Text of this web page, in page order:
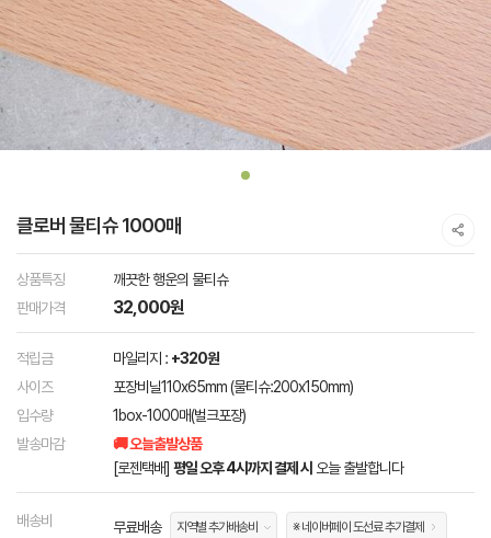
클로버 물티슈 1000매
상품특징
깨끗한 행운의 물티슈
판매가격
32,000원
적립금 마일리지 : +320원
사이즈
포장비닐110x65mm (물티슈:200x150mm)
입수량
1box-1000매(벌크포장)
발송마감
🚚 오늘출발상품
[로젠택배] 평일 오후 4시까지 결제 시 오늘 출발합니다
배송비 무료배송 지역별 추가배송비 ※ 네이버페이 도선료 추가결제